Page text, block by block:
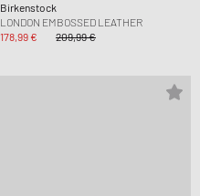
Birkenstock
LONDON EMBOSSED LEATHER
178,99 €
209,99 €